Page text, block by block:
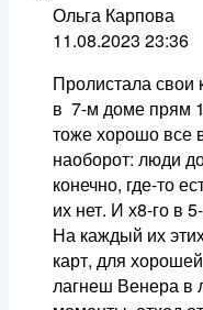
Ольга Карпова
11.08.2023 23:36
Пролистала свои
в 7-м доме прям
тоже хорошо все
наоборот: люди
конечно, где-то
их нет. И х8-го в
На каждый их
карт, для
лагнеш Венера в